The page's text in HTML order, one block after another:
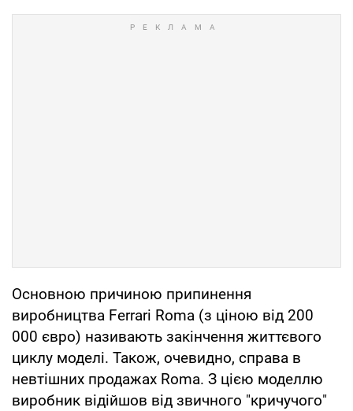
Основною причиною припинення
виробництва Ferrari Roma (з ціною від 200
000 євро) називають закінчення життєвого
циклу моделі. Також, очевидно, справа в
невтішних продажах Roma. З цією моделлю
виробник відійшов від звичного "кричучого"